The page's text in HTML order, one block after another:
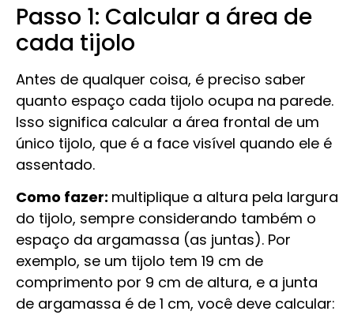
Passo 1: Calcular a área de
cada tijolo
Antes de qualquer coisa, é preciso saber
quanto espaço cada tijolo ocupa na parede.
Isso significa calcular a área frontal de um
único tijolo, que é a face visível quando ele é
assentado.
Como fazer: multiplique a altura pela largura
do tijolo, sempre considerando também o
espaço da argamassa (as juntas). Por
exemplo, se um tijolo tem 19 cm de
comprimento por 9 cm de altura, e a junta
de argamassa é de 1 cm, você deve calcular: